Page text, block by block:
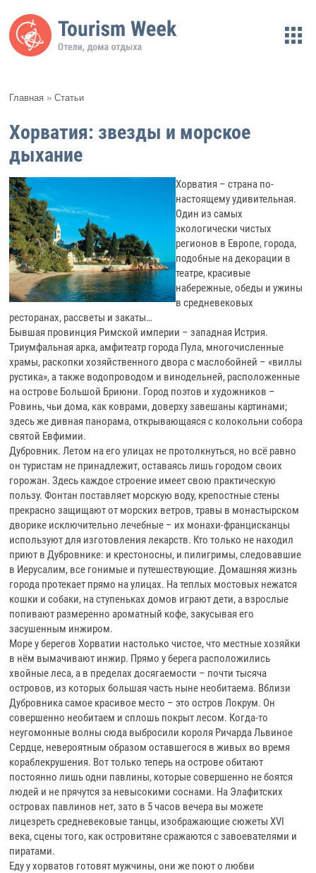
Главная »Статьи
Хорватия: звезды и морское
дыхание
Хорватия – страна по-
настоящему удивительная.
Один из самых
экологически чистых
регионов в Европе, города,
подобные на декорации в
театре, красивые
набережные, обеды и ужины
в средневековых
ресторанах, рассветы и закаты…
Бывшая провинция Римской империи – западная Истрия.
Триумфальная арка, амфитеатр города Пула, многочисленные
храмы, раскопки хозяйственного двора с маслобойней – «виллы
рустика», а также водопроводом и винодельней, расположенные
на острове Большой Бриюни. Город поэтов и художников –
Ровинь, чьи дома, как коврами, доверху завешаны картинами;
здесь же дивная панорама, открывающаяся с колокольни собора
святой Евфимии.
Дубровник. Летом на его улицах не протолкнуться, но всё равно
он туристам не принадлежит, оставаясь лишь городом своих
горожан. Здесь каждое строение имеет свою практическую
пользу. Фонтан поставляет морскую воду, крепостные стены
прекрасно защищают от морских ветров, травы в монастырском
дворике исключительно лечебные – их монахи-францисканцы
используют для изготовления лекарств. Кто только не находил
приют в Дубровнике: и крестоносны, и пилигримы, следовавшие
в Иерусалим, все гонимые и путешествующие. Домашняя жизнь
города протекает прямо на улицах. На теплых мостовых нежатся
кошки и собаки, на ступеньках домов играют дети, а взрослые
попивают размеренно ароматный кофе, закусывая его
засушенным инжиром.
Море у берегов Хорватии настолько чистое, что местные хозяйки
в нём вымачивают инжир. Прямо у берега расположились
хвойные леса, а в пределах досягаемости – почти тысяча
островов, из которых большая часть ныне необитаема. Вблизи
Дубровника самое красивое место – это остров Локрум. Он
совершенно необитаем и сплошь покрыт лесом. Когда-то
неугомонные волны сюда выбросили короля Ричарда Львиное
Сердце, невероятным образом оставшегося в живых во время
кораблекрушения. Вот только теперь на острове обитают
постоянно лишь одни павлины, которые совершенно не боятся
людей и не прячутся за невысокими соснами. На Элафитских
островах павлинов нет, зато в 5 часов вечера вы можете
лицезреть средневековые танцы, изображающие сюжеты XVI
века, сцены того, как островитяне сражаются с завоевателями и
пиратами.
Еду у хорватов готовят мужчины, они же поют о любви